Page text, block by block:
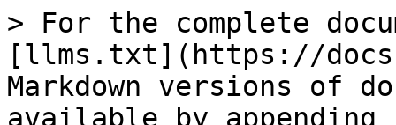
> For the complete
[llms.txt](https://
Markdown versions of
available by